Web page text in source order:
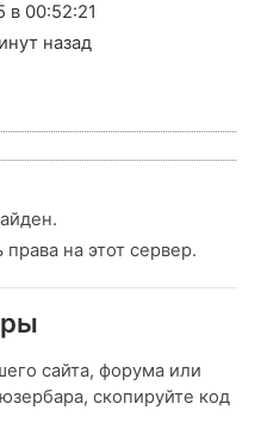
в 00:52:21
назад
на этот сервер.
сайта, форума или
скопируйте код